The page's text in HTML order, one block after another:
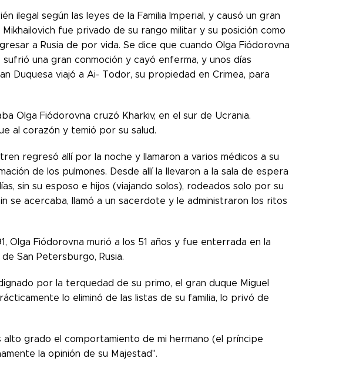
ilegal según las leyes de la Familia Imperial, y causó un gran
fue privado de su rango militar y su posición como
a Rusia de por vida. Se dice que cuando Olga Fiódorovna
una gran conmoción y cayó enferma, y ​​unos días
Duquesa viajó a Ai- Todor, su propiedad en Crimea, para
Olga Fiódorovna cruzó Kharkiv, en el sur de Ucrania.
al corazón y temió por su salud.
regresó allí por la noche y llamaron a varios médicos a su
de los pulmones. Desde allí la llevaron a la sala de espera
sin su esposo e hijos (viajando solos), rodeados solo por su
se acercaba, llamó a un sacerdote y le administraron los ritos
Olga Fiódorovna murió a los 51 años y fue enterrada en la
San Petersburgo, Rusia.
por la terquedad de su primo, el gran duque Miguel
lo eliminó de las listas de su familia, lo privó de
grado el comportamiento de mi hermano (el príncipe
la opinión de su Majestad".